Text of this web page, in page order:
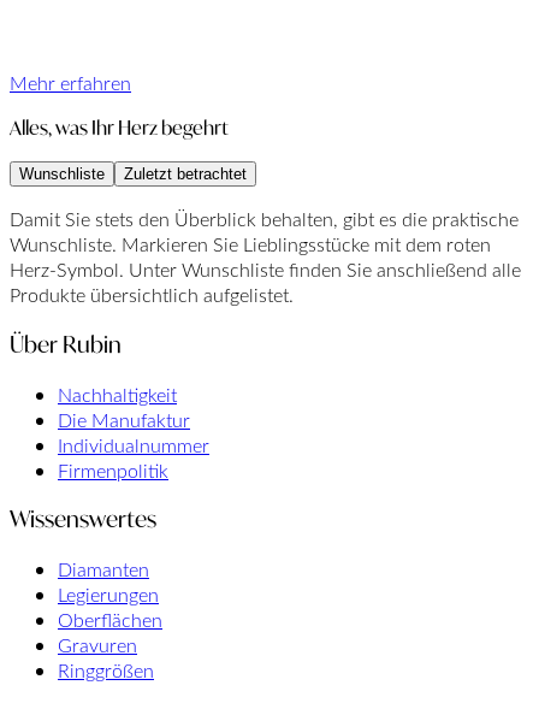
Mehr erfahren
Alles, was Ihr Herz begehrt
Wunschliste Zuletzt betrachtet
Damit Sie stets den Überblick behalten, gibt es die praktische
Wunschliste. Markieren Sie Lieblingsstücke mit dem roten
Herz-Symbol. Unter Wunschliste finden Sie anschließend alle
Produkte übersichtlich aufgelistet.
Über Rubin
Nachhaltigkeit
Die Manufaktur
Individualnummer
Firmenpolitik
Wissenswertes
Diamanten
Legierungen
Oberflächen
Gravuren
Ringgrößen